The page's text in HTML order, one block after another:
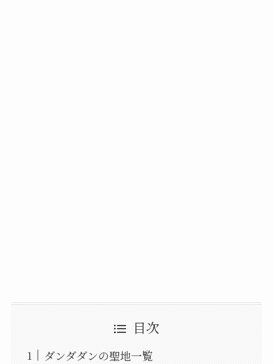
目次
ダンダダンの聖地一覧